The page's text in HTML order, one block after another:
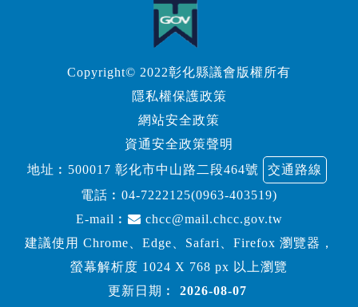
Copyright© 2022彰化縣議會版權所有
隱私權保護政策
網站安全政策
資通安全政策聲明
地址︰500017 彰化市中山路二段464號
交通路線
電話︰ 04-7222125(0963-403519)
E-mail︰
chcc@mail.chcc.gov.tw
建議使用 Chrome、Edge、Safari、Firefox 瀏覽器，
螢幕解析度 1024 X 768 px 以上瀏覽
更新日期︰
2026-08-07